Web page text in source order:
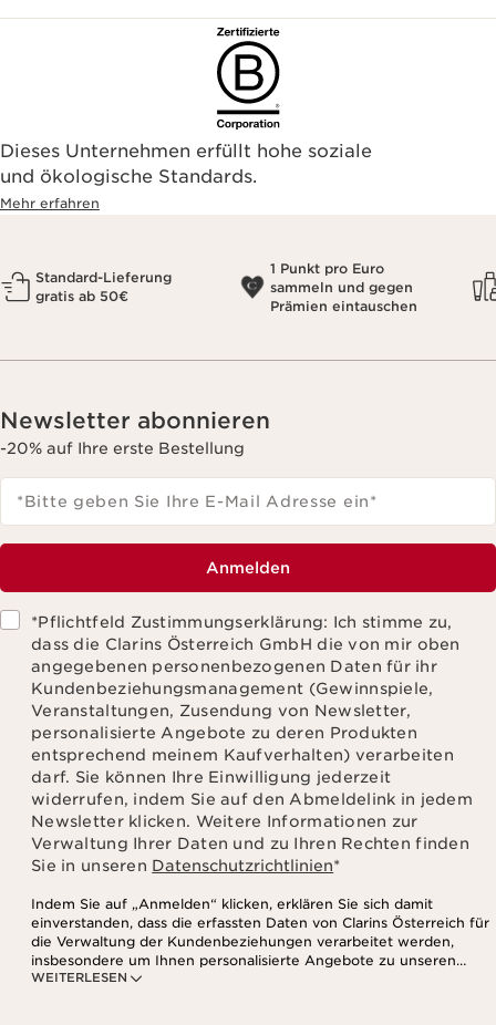
Dieses Unternehmen erfüllt hohe soziale
und ökologische Standards.
Mehr erfahren
Standard-Lieferung
gratis ab 50€
1 Punkt pro Euro
sammeln und gegen
Prämien eintauschen
Newsletter abonnieren
-20% auf Ihre erste Bestellung
*Bitte geben Sie Ihre E-Mail Adresse ein*
Anmelden
*Pflichtfeld Zustimmungserklärung: Ich stimme zu,
dass die Clarins Österreich GmbH die von mir oben
angegebenen personenbezogenen Daten für ihr
Kundenbeziehungsmanagement (Gewinnspiele,
Veranstaltungen, Zusendung von Newsletter,
personalisierte Angebote zu deren Produkten
entsprechend meinem Kaufverhalten) verarbeiten
darf. Sie können Ihre Einwilligung jederzeit
widerrufen, indem Sie auf den Abmeldelink in jedem
Newsletter klicken. Weitere Informationen zur
Verwaltung Ihrer Daten und zu Ihren Rechten finden
Sie in unseren Datenschutzrichtlinien*
WEITERLESEN
Indem Sie auf „Anmelden“ klicken, erklären Sie sich damit
einverstanden, dass die erfassten Daten von Clarins Österreich für
die Verwaltung der Kundenbeziehungen verarbeitet werden,
insbesondere um Ihnen personalisierte Angebote zu unseren
Produkten und Dienstleistungen entsprechend Ihrem